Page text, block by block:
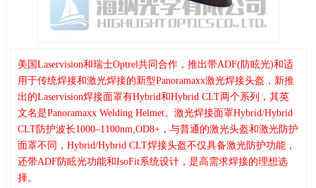
美国Laservision和瑞士Optrel共同合作，推出带ADF(防眩光)和适
用于传统焊接和激光焊接的新型Panoramaxx激光焊接头盔，新推
出的Laservision焊接面罩有Hybrid和Hybrid CLT两个系列，其英
文名是Panoramaxx Welding Helmet。激光焊接面罩Hybrid/Hybrid
CLT防护波长1000–1100nm,OD8+，与普通的激光头盔和激光防护
面罩不同，Hybrid/Hybrid CLT焊接头盔不仅具备激光防护功能，
还带ADF防眩光功能和IsoFit系统设计，是高需求焊接的理想选
择。